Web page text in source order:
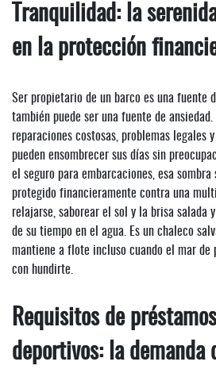
Tranquilidad: la
en la protección
Ser propietario de un barco es una fuente
también puede ser una fuente de
reparaciones costosas, problemas legales
pueden ensombrecer sus días sin
el seguro para embarcaciones, esa sombra
protegido financieramente contra una
relajarse, saborear el sol y la brisa salada
de su tiempo en el agua. Es un chaleco
mantiene a flote incluso cuando el mar de
con hundirte.
Requisitos de
deportivos: la demanda